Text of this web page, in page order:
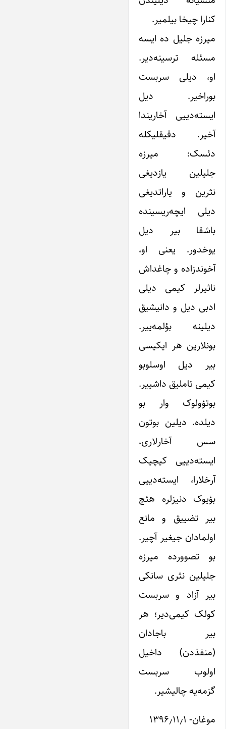
کنارا چیخا بیلمیر.
میرزه جلیل ده ایسه
مسئله ترسینه‌دیر.
او، دیلی سربست
بوراخیر. دیل
ایسته‌دییی آخاریندا
آخیر. دقیقلیکله
دئسک: میرزه
جلیلین یازدیغی
نثرین و یاراتدیغی
دیلی ایچه‌ریسینده
باشقا بیر دیل
یوخدور. یعنی او،
آخوندزاده و چاغداش
ناثیرلر کیمی دیلی
ادبی دیل و دانیشیق
دیلینه بؤلمه‌ییر.
بونلارین هر ایکیسی
بیر دیل اوسلوبو
کیمی تاملیق داشییر.
بوتؤولوک وار بو
دیلده. دیلین بوتون
سس آخارلاری،
ایسته‌دییی کیچیک
آرخلارا، ایسته‌دییی
بؤیوک دنیزلره هئچ
بیر تضییق و مانع
اولمادان جیغیر آچیر.
بو تصوورده میرزه
جلیلین نثری سانکی
بیر آزاد و سربست
کولک کیمی‌دیر؛ هر
بیر باجادان
(منفذدن) داخیل
اولوب سربست
گزمه‌یه چالیشیر.
موغان- ۱۳۹۶٫۱۱٫۱